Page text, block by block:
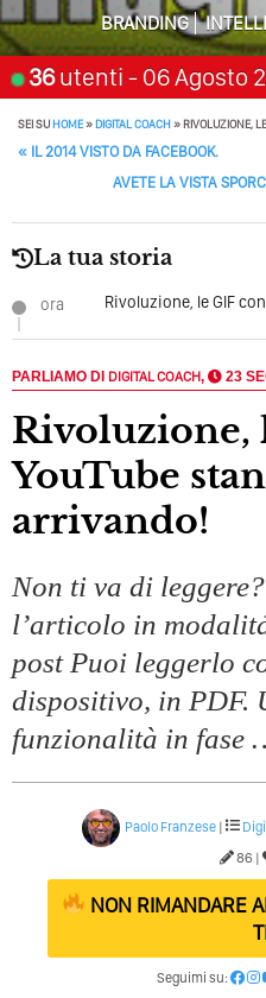
Solo
Perché Non Guadagni Sui
Tutto
Quali Sono Gli Errori
Caso Delle
BRANDING
36utenti - 06 Agosto
chi aspetta, scegli:
SEI SUHOME»DIGITAL COACH»RIVOLUZIONE,
POST NAVIGATION
« IL 2014 VISTO DA FACEBOOK.
AVETE LA VISTA
La tua storia
ora Rivoluzione, le GIF
PARLIAMO DI DIGITAL COACH, 23
Rivoluzione, le GIF con
YouTube
arrivando!
Non ti va di
l’articolo in
post Puoi leggerlo
dispositivo, in PDF.
funzionalità in fase
Paolo Franzese|
86 |
NON RIMANDARE
Seguimi su: